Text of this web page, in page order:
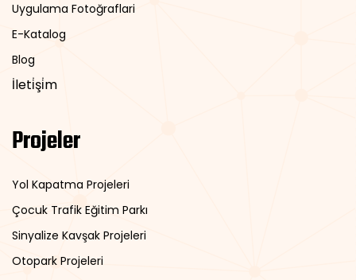
Uygulama Fotoğraflari
E-Katalog
Blog
İleti̇şi̇m
Projeler
Yol Kapatma Projeleri
Çocuk Trafik Eğitim Parkı
Sinyalize Kavşak Projeleri
Otopark Projeleri